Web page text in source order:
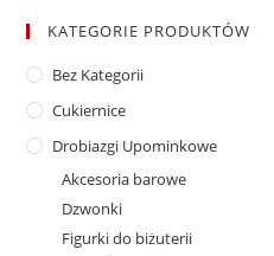
KATEGORIE PRODUKTÓW
Bez Kategorii
Cukiernice
Drobiazgi Upominkowe
Akcesoria barowe
Dzwonki
Figurki do biżuterii